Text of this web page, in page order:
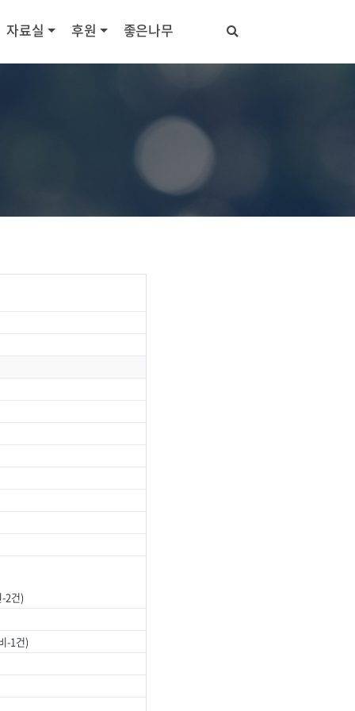
자료실 후원 좋은나무
2건)
-1건)